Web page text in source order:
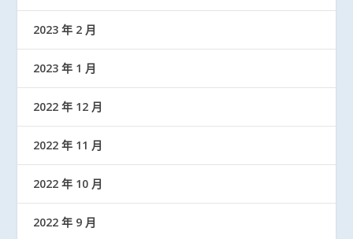
2023 年 2 月
2023 年 1 月
2022 年 12 月
2022 年 11 月
2022 年 10 月
2022 年 9 月